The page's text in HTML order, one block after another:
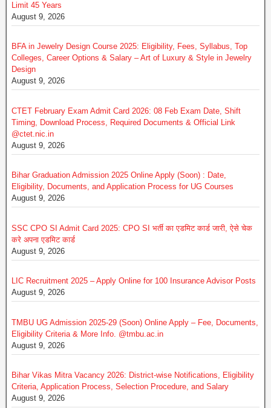
Limit 45 Years
August 9, 2026
BFA in Jewelry Design Course 2025: Eligibility, Fees, Syllabus, Top
Colleges, Career Options & Salary – Art of Luxury & Style in Jewelry
Design
August 9, 2026
CTET February Exam Admit Card 2026: 08 Feb Exam Date, Shift
Timing, Download Process, Required Documents & Official Link
@ctet.nic.in
August 9, 2026
Bihar Graduation Admission 2025 Online Apply (Soon) : Date,
Eligibility, Documents, and Application Process for UG Courses
August 9, 2026
SSC CPO SI Admit Card 2025: CPO SI भर्ती का एडमिट कार्ड जारी, ऐसे चेक
करे अपना एडमिट कार्ड
August 9, 2026
LIC Recruitment 2025 – Apply Online for 100 Insurance Advisor Posts
August 9, 2026
TMBU UG Admission 2025-29 (Soon) Online Apply – Fee, Documents,
Eligibility Criteria & More Info. @tmbu.ac.in
August 9, 2026
Bihar Vikas Mitra Vacancy 2026: District-wise Notifications, Eligibility
Criteria, Application Process, Selection Procedure, and Salary
August 9, 2026